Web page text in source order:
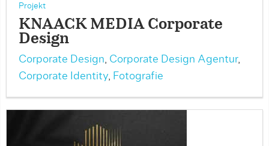
Projekt
KNAACK MEDIA Corporate
Design
Corporate Design, Corporate Design Agentur,
Corporate Identity, Fotografie